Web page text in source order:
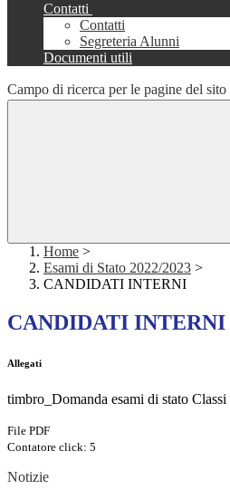
Contatti
Contatti
Segreteria Alunni
Documenti utili
Campo di ricerca per le pagine del sito
Home >
Esami di Stato 2022/2023 >
CANDIDATI INTERNI
CANDIDATI INTERNI
Allegati
timbro_Domanda esami di stato
File PDF
Contatore click: 5
Notizie